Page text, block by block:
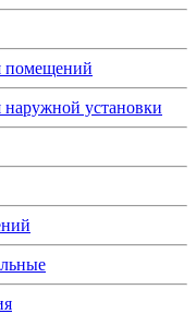
помещений
установки